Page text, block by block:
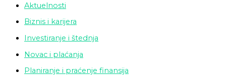
Aktuelnosti
Biznis i karijera
Investiranje i štednja
Novac i plaćanja
Planiranje i praćenje finansija